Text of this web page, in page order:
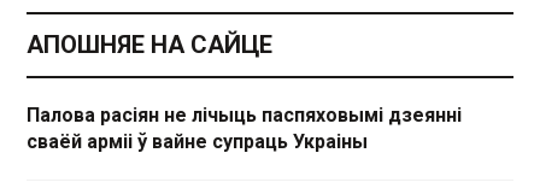
АПОШНЯЕ НА САЙЦЕ
Палова расіян не лічыць паспяховымі дзеянні
сваёй арміі ў вайне супраць Украіны